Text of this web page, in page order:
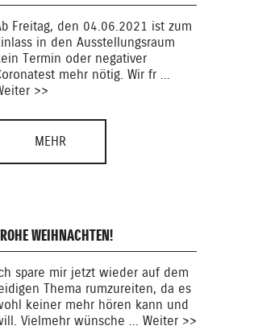
Freitag, den 04.06.2021 ist zum
in den Ausstellungsraum
Termin oder negativer
mehr nötig. Wir fr ...
>>
MEHR
WEIHNACHTEN!
spare mir jetzt wieder auf dem
Thema rumzureiten, da es
keiner mehr hören kann und
Vielmehr wünsche ... Weiter >>